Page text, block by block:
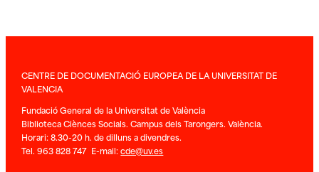
CENTRE DE DOCUMENTACIÓ EUROPEA DE LA UNIVERSITAT DE
VALENCIA
Fundació General de la Universitat de València
Biblioteca Ciènces Socials. Campus dels Tarongers. València.
Horari: 8.30-20 h. de dilluns a divendres.
Tel. 963 828 747 E-mail:cde@uv.es